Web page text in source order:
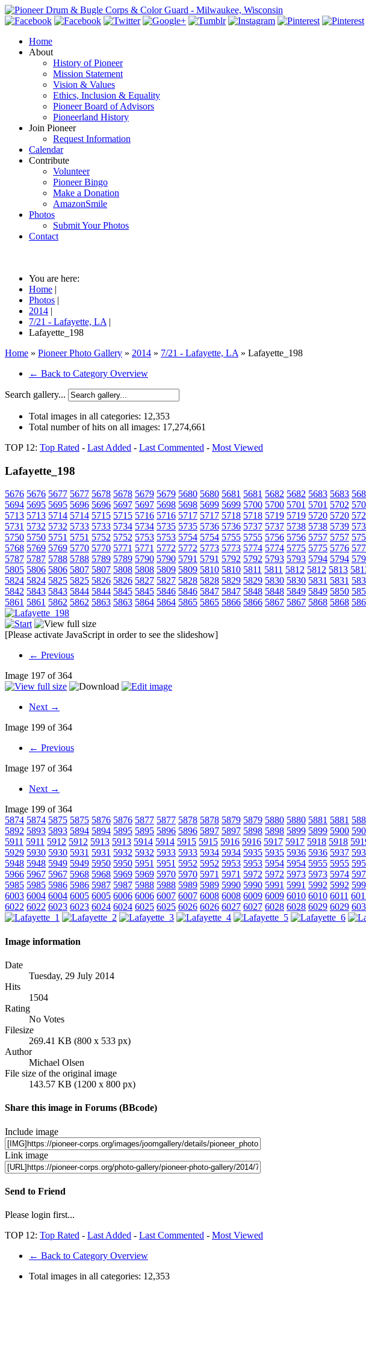
Home
About
History of Pioneer
Mission Statement
Vision & Values
Ethics, Inclusion & Equality
Pioneer Board of Advisors
Pioneerland History
Join Pioneer
Request Information
Calendar
Contribute
Volunteer
Pioneer Bingo
Make a Donation
AmazonSmile
Photos
Submit Your Photos
Contact
You are here:
Home |
Photos |
2014 |
7/21 - Lafayette, LA |
Lafayette_198
Home » Pioneer Photo Gallery » 2014 » 7/21 - Lafayette, LA » Lafayette_198
← Back to Category Overview
Search gallery...
Total images in all categories: 12,353
Total number of hits on all images: 17,274,661
TOP 12: Top Rated - Last Added - Last Commented - Most Viewed
Lafayette_198
5676 5676 5677 5677 5678 5678 5679 5679 5680 5680 5681 5681 5682 5682 5683 5683
5694 5695 5695 5696 5696 5697 5697 5698 5698 5699 5699 5700 5700 5701 5701 5702
5713 5713 5714 5714 5715 5715 5716 5716 5717 5717 5718 5718 5719 5719 5720 5720
5731 5732 5732 5733 5733 5734 5734 5735 5735 5736 5736 5737 5737 5738 5738 5739
5750 5750 5751 5751 5752 5752 5753 5753 5754 5754 5755 5755 5756 5756 5757 5757
5768 5769 5769 5770 5770 5771 5771 5772 5772 5773 5773 5774 5774 5775 5775 5776
5787 5787 5788 5788 5789 5789 5790 5790 5791 5791 5792 5792 5793 5793 5794 5794
5805 5806 5806 5807 5807 5808 5808 5809 5809 5810 5810 5811 5811 5812 5812 5813
5824 5824 5825 5825 5826 5826 5827 5827 5828 5828 5829 5829 5830 5830 5831 5831
5842 5843 5843 5844 5844 5845 5845 5846 5846 5847 5847 5848 5848 5849 5849 5850
5861 5861 5862 5862 5863 5863 5864 5864 5865 5865 5866 5866 5867 5867 5868 5868
[Please activate JavaScript in order to see the slideshow]
← Previous
Image 197 of 364
Next →
Image 199 of 364
← Previous
Image 197 of 364
Next →
Image 199 of 364
5874 5874 5875 5875 5876 5876 5877 5877 5878 5878 5879 5879 5880 5880 5881 5881
5892 5893 5893 5894 5894 5895 5895 5896 5896 5897 5897 5898 5898 5899 5899 5900
5911 5911 5912 5912 5913 5913 5914 5914 5915 5915 5916 5916 5917 5917 5918 5918
5929 5930 5930 5931 5931 5932 5932 5933 5933 5934 5934 5935 5935 5936 5936 5937
5948 5948 5949 5949 5950 5950 5951 5951 5952 5952 5953 5953 5954 5954 5955 5955
5966 5967 5967 5968 5968 5969 5969 5970 5970 5971 5971 5972 5972 5973 5973 5974
5985 5985 5986 5986 5987 5987 5988 5988 5989 5989 5990 5990 5991 5991 5992 5992
6003 6004 6004 6005 6005 6006 6006 6007 6007 6008 6008 6009 6009 6010 6010 6011
6022 6022 6023 6023 6024 6024 6025 6025 6026 6026 6027 6027 6028 6028 6029 6029
Image information
Date
Tuesday, 29 July 2014
Hits
1504
Rating
No Votes
Filesize
269.41 KB (800 x 533 px)
Author
Michael Olsen
File size of the original image
143.57 KB (1200 x 800 px)
Share this image in Forums (BBcode)
Include image
Link image
Send to Friend
Please login first...
TOP 12: Top Rated - Last Added - Last Commented - Most Viewed
← Back to Category Overview
Total images in all categories: 12,353